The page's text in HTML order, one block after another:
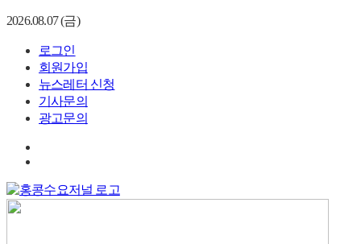
2026.08.07 (금)
로그인
회원가입
뉴스레터 신청
기사문의
광고문의